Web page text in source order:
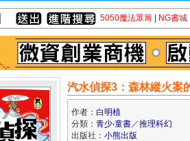
5050魔法眾籌 NG書城
汽水偵探3：森林縱火案
作者： 白明植
分類： 青少‧童書／推理科幻
出版社： 小熊出版